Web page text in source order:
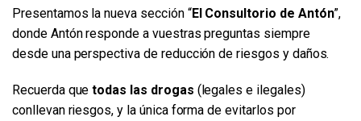
Presentamos la nueva sección “El Consultorio de Antón”,
donde Antón responde a vuestras preguntas siempre
desde una perspectiva de reducción de riesgos y daños.
Recuerda quetodas las drogas (legales e ilegales)
conllevan riesgos, y la única forma de evitarlos por